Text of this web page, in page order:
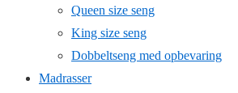
Queen size seng
King size seng
Dobbeltseng med opbevaring
Madrasser